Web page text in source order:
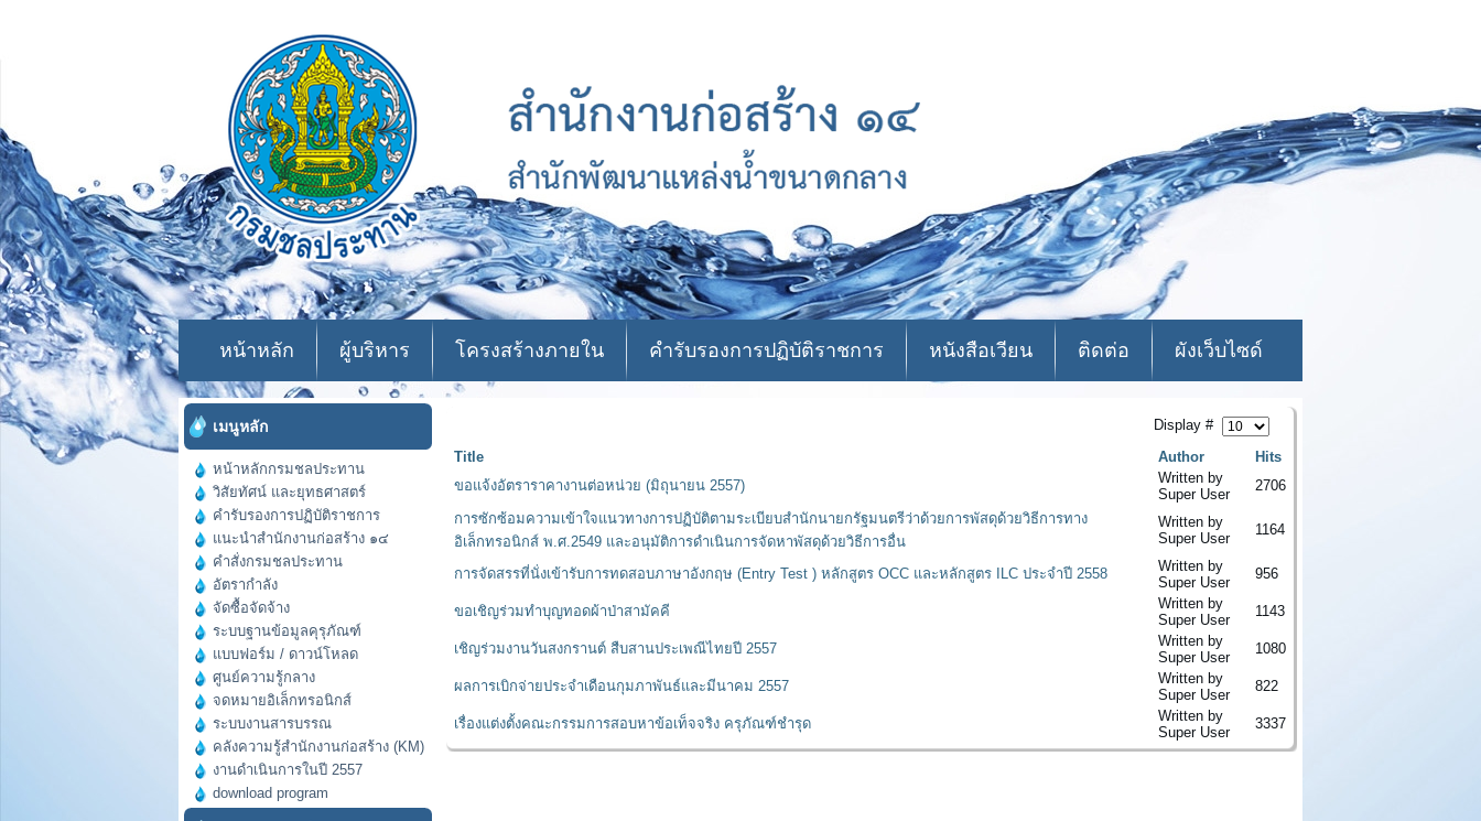
หน้าหลัก ผู้บริหาร โครงสร้างภายใน คำรับรองการปฏิบัติราชการ หนังสือเวียน ติดต่อ ผังเว็บไซด์
เมนูหลัก
หน้าหลักกรมชลประทาน
วิสัยทัศน์ และยุทธศาสตร์
คำรับรองการปฏิบัติราชการ
แนะนำสำนักงานก่อสร้าง ๑๔
คำสั่งกรมชลประทาน
อัตรากำลัง
จัดซื้อจัดจ้าง
ระบบฐานข้อมูลคุรุภัณฑ์
แบบฟอร์ม / ดาวน์โหลด
ศูนย์ความรู้กลาง
จดหมายอิเล็กทรอนิกส์
ระบบงานสารบรรณ
คลังความรู้สำนักงานก่อสร้าง (KM)
งานดำเนินการในปี 2557
download program
Display #
Title
Author
Hits
ขอแจ้งอัตราราคางานต่อหน่วย (มิถุนายน 2557)
Written by
Super User
2706
การซักซ้อมความเข้าใจแนวทางการปฏิบัติตามระเบียบสำนักนายกรัฐมนตรีว่าด้วยการพัสดุด้วยวิธีการทาง
อิเล็กทรอนิกส์ พ.ศ.2549 และอนุมัติการดำเนินการจัดหาพัสดุด้วยวิธีการอื่น
Written by
Super User
1164
การจัดสรรที่นั่งเข้ารับการทดสอบภาษาอังกฤษ (Entry Test ) หลักสูตร OCC และหลักสูตร ILC ประจำปี 2558
Written by
Super User
956
ขอเชิญร่วมทำบุญทอดผ้าป่าสามัคคี
Written by
Super User
1143
เชิญร่วมงานวันสงกรานต์ สืบสานประเพณีไทยปี 2557
Written by
Super User
1080
ผลการเบิกจ่ายประจำเดือนกุมภาพันธ์และมีนาคม 2557
Written by
Super User
822
เรื่องแต่งตั้งคณะกรรมการสอบหาข้อเท็จจริง ครุภัณฑ์ชำรุด
Written by
Super User
3337